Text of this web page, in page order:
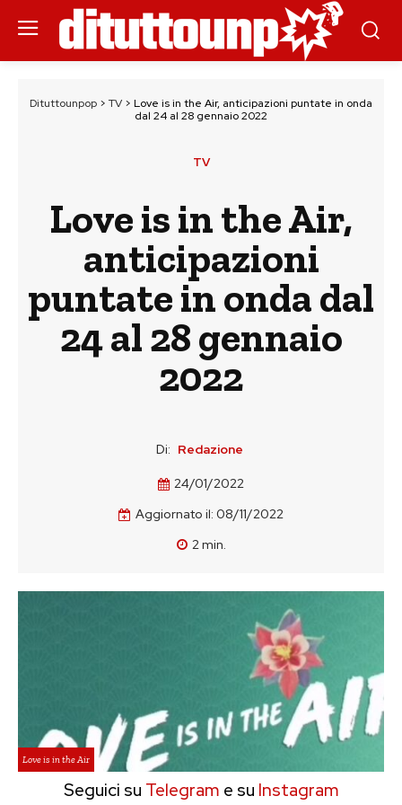
Dituttounpop > TV > Love is in the Air, anticipazioni puntate in onda
dal 24 al 28 gennaio 2022
TV
Love is in the Air,
anticipazioni
puntate in onda dal
24 al 28 gennaio
2022
Di: Redazione
24/01/2022
Aggiornato il: 08/11/2022
2min.
Love is in the Air
Seguici su Telegram e su Instagram